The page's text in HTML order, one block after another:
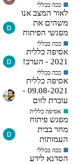
ככה בכללי
לאור המצב אנו
משהים את
מפגשי הפיתוח
ככה בכללי
אסיפה כללית
2021 - הערב!
ככה בכללי
אסיפה כללית
09.08-2021 -
עוברת לזום
אסיפה כללית
מפגש פיתוח
מחר בבית
העמותות
ככה בכללי
הסדנא לידע